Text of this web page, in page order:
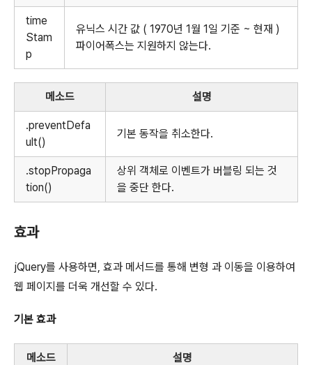
time
Stam
p
유닉스 시간 값 ( 1970년 1월 1일 기준 ~ 현재 )
파이어폭스는 지원하지 않는다.
메소드 설명
.preventDefa
ult()
기본 동작을 취소한다.
.stopPropaga
tion()
상위 객체로 이벤트가 버블링 되는 것
을 중단 한다.
효과
jQuery를 사용하면, 효과 메서드를 통해 변형 과 이동을 이용하여
웹 페이지를 더욱 개선할 수 있다.
기본 효과
메소드 설명